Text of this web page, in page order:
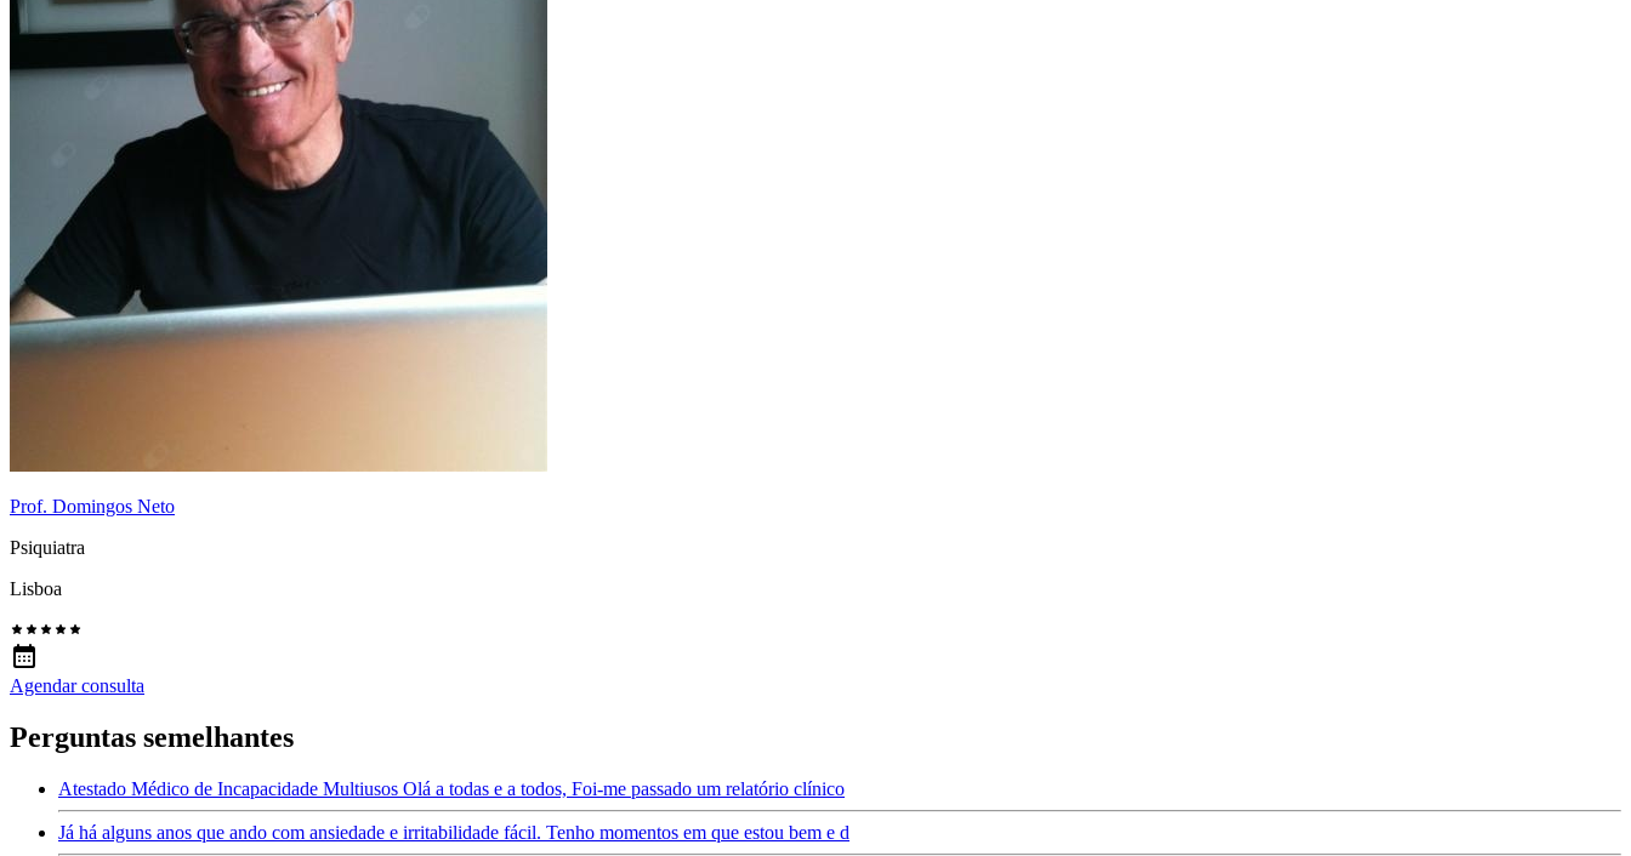
Prof. Domingos Neto
Psiquiatra
Lisboa
Agendar consulta
Perguntas semelhantes
Atestado Médico de Incapacidade Multiusos Olá a todas e a todos, Foi-me passado um relatório clínico
Já há alguns anos que ando com ansiedade e irritabilidade fácil. Tenho momentos em que estou bem e d